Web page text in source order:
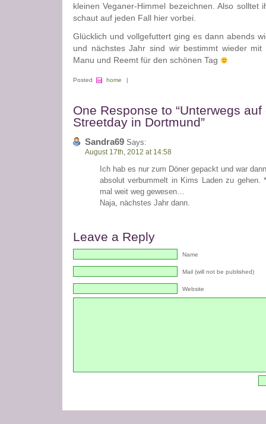
kleinen Veganer-Himmel bezeichnen. Also solltet
schaut auf jeden Fall hier vorbei.
Glücklich und vollgefuttert ging es dann abends
und nächstes Jahr sind wir bestimmt wieder
Manu und Reemt für den schönen Tag
Posted home |
One Response to “Unterwegs
Streetday in Dortmund”
Sandra69 Says:
August 17th, 2012 at 14:58
Ich hab es nur zum Döner gepackt und war
absolut verbummelt in Kims Laden zu gehen.
mal weit weg gewesen…
Naja, nächstes Jahr dann.
Leave a Reply
Name
Mail (will not be published)
Website